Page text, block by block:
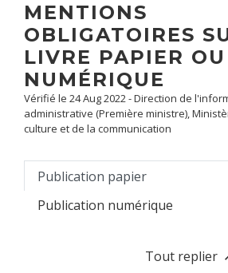
MENTIONS
OBLIGATOIRES
LIVRE PAPIER OU
NUMÉRIQUE
Vérifié le 24 Aug 2022 - Direction de
administrative (Première ministre),
culture et de la communication
Publication papier
Publication numérique
Tout replier